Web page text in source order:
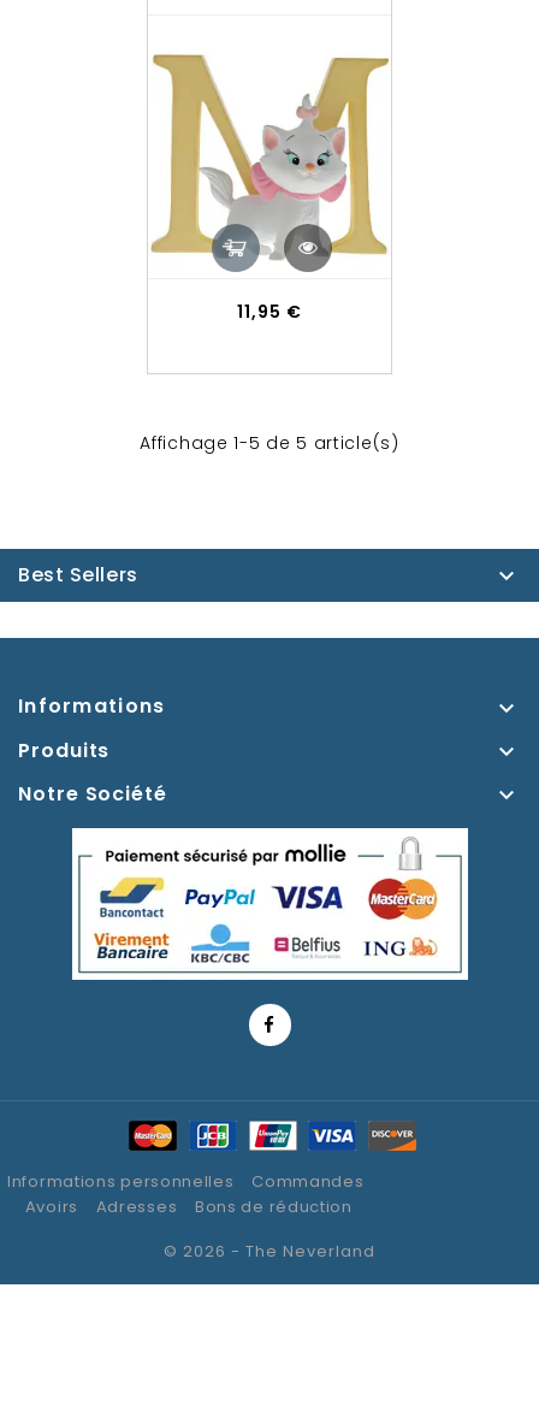
11,95 €Prix
Affichage 1-5 de 5 article(s)
Best Sellers 
Informations 
Produits 
Notre Société 
Informations personnelles
Commandes
Avoirs
Adresses
Bons de réduction
© 2026 - The Neverland